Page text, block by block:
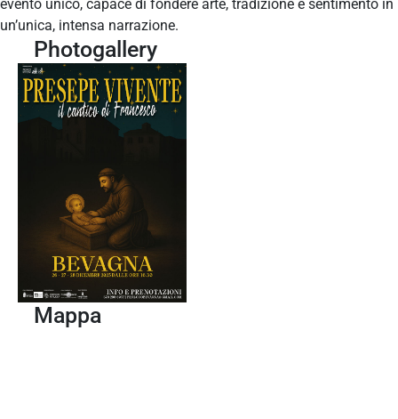
evento unico, capace di fondere arte, tradizione e sentimento in
un’unica, intensa narrazione.
Photogallery
Mappa